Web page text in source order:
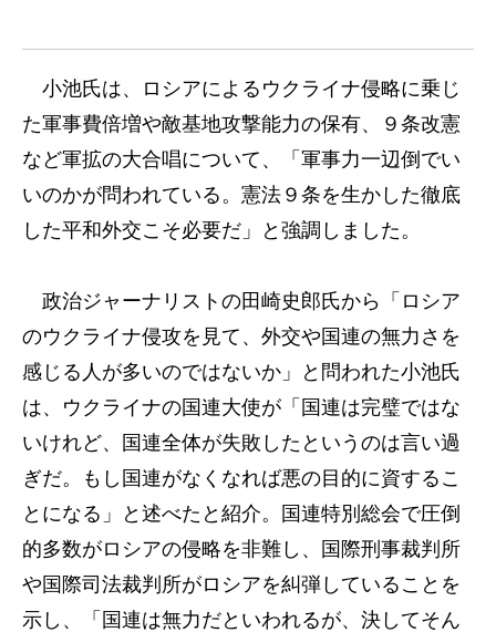
小池氏は、ロシアによるウクライナ侵略に乗じ
た軍事費倍増や敵基地攻撃能力の保有、９条改憲
など軍拡の大合唱について、「軍事力一辺倒でい
いのかが問われている。憲法９条を生かした徹底
した平和外交こそ必要だ」と強調しました。
政治ジャーナリストの田崎史郎氏から「ロシア
のウクライナ侵攻を見て、外交や国連の無力さを
感じる人が多いのではないか」と問われた小池氏
は、ウクライナの国連大使が「国連は完璧ではな
いけれど、国連全体が失敗したというのは言い過
ぎだ。もし国連がなくなれば悪の目的に資するこ
とになる」と述べたと紹介。国連特別総会で圧倒
的多数がロシアの侵略を非難し、国際刑事裁判所
や国際司法裁判所がロシアを糾弾していることを
示し、「国連は無力だといわれるが、決してそん